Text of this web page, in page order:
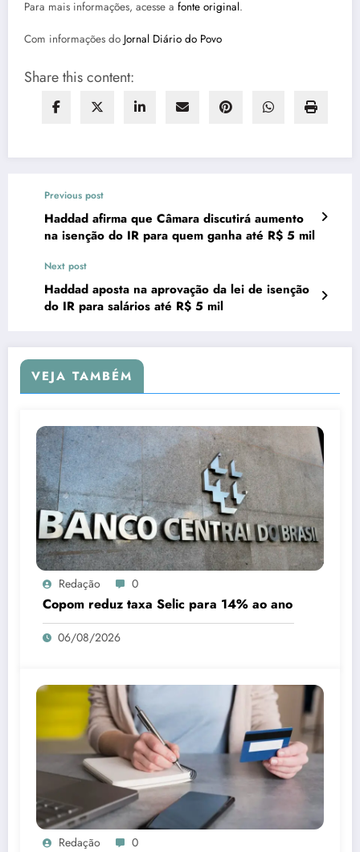
Para mais informações, acesse a fonte original.
Com informações do Jornal Diário do Povo
Share this content:
Previous post
Haddad afirma que Câmara discutirá aumento
na isenção do IR para quem ganha até R$ 5 mil
Next post
Haddad aposta na aprovação da lei de isenção
do IR para salários até R$ 5 mil
VEJA TAMBÉM
Redação 0
Copom reduz taxa Selic para 14% ao ano
06/08/2026
Redação 0